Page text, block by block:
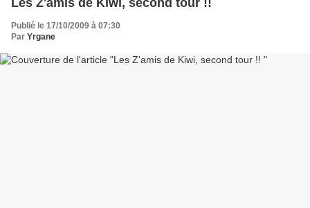
Les Z'amis de Kiwi, second tour !!
Publié le 17/10/2009 à 07:30
Par Yrgane